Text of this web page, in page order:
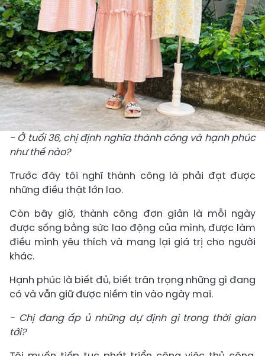
- Ở tuổi 36, chị định nghĩa thành công và hạnh phúc
như thế nào?
Trước đây tôi nghĩ thành công là phải đạt được
những điều thật lớn lao.
Còn bây giờ, thành công đơn giản là mỗi ngày
được sống bằng sức lao động của mình, được làm
điều mình yêu thích và mang lại giá trị cho người
khác.
Hạnh phúc là biết đủ, biết trân trọng những gì đang
có và vẫn giữ được niềm tin vào ngày mai.
- Chị đang ấp ủ những dự định gì trong thời gian
tới?